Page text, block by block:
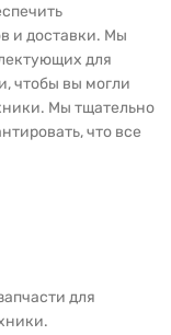
и доставки. Мы
для
чтобы вы могли
Мы тщательно
что все
для